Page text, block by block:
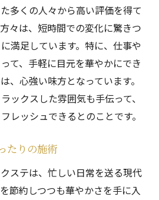
多くの人々から高い評価を得て
々は、短時間での変化に驚きつ
満足しています。特に、仕事や
て、手軽に目元を華やかにでき
、心強い味方となっています。
ックスした雰囲気も手伝って、
レッシュできるとのことです。
たりの施術
ステは、忙しい日常を送る現代
節約しつつも華やかさを手に入